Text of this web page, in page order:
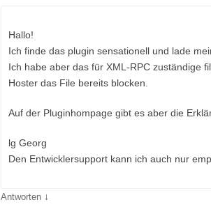
Hallo!
Ich finde das plugin sensationell und lade
Ich habe aber das für XML-RPC zuständige
Hoster das File bereits blocken.
Auf der Pluginhompage gibt es aber die
lg Georg
Den Entwicklersupport kann ich auch nur
Antworten ↓